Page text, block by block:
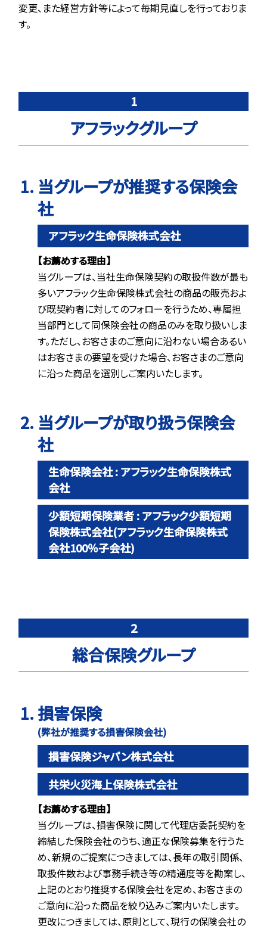
変更、また経営方針等によって毎期見直しを行っておりま
す。
1
アフラックグループ
当グループが推奨する保険会
社
アフラック生命保険株式会社
【お薦めする理由】
当グループは、当社生命保険契約の取扱件数が最も
多いアフラック生命保険株式会社の商品の販売およ
び既契約者に対してのフォローを行うため、専属担
当部門として同保険会社の商品のみを取り扱いしま
す。ただし、お客さまのご意向に沿わない場合あるい
はお客さまの要望を受けた場合、お客さまのご意向
に沿った商品を選別しご案内いたします。
当グループが取り扱う保険会
社
生命保険会社 : アフラック生命保険株式
会社
少額短期保険業者 : アフラック少額短期
保険株式会社(アフラック生命保険株式
会社100％子会社)
2
総合保険グループ
損害保険
(弊社が推奨する損害保険会社)
損害保険ジャパン株式会社
共栄火災海上保険株式会社
【お薦めする理由】
当グループは、損害保険に関して代理店委託契約を
締結した保険会社のうち、適正な保険募集を行うた
め、新規のご提案につきましては、長年の取引関係、
取扱件数および事務手続き等の精通度等を勘案し、
上記のとおり推奨する保険会社を定め、お客さまの
ご意向に沿った商品を絞り込みご案内いたします。
更改につきましては、原則として、現行の保険会社の